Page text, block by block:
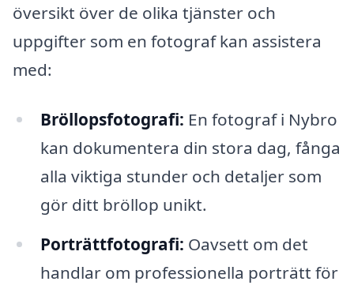
översikt över de olika tjänster och
uppgifter som en fotograf kan assistera
med:
Bröllopsfotografi: En fotograf i Nybro
kan dokumentera din stora dag, fånga
alla viktiga stunder och detaljer som
gör ditt bröllop unikt.
Porträttfotografi: Oavsett om det
handlar om professionella porträtt för